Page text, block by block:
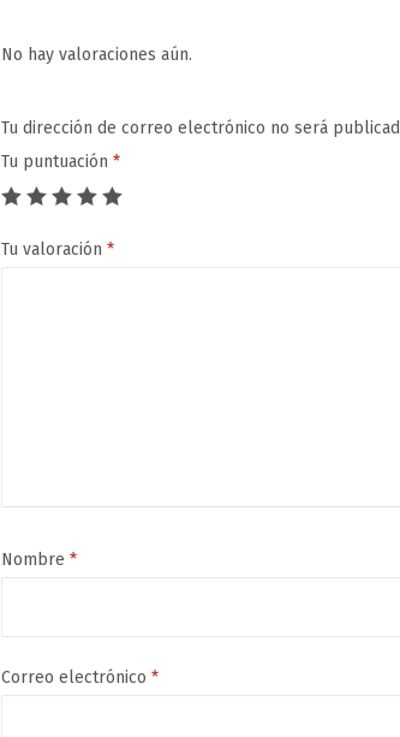
No hay valoraciones aún.
Tu dirección de correo electrónico no será
Tu puntuación *
Tu valoración *
Nombre *
Correo electrónico *